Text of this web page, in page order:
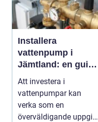
Installera
vattenpump i
Jämtland: en guide
till hållbara och
effektiva lösningar
Att investera i
vattenpumpar kan
verka som en
överväldigande uppgift,